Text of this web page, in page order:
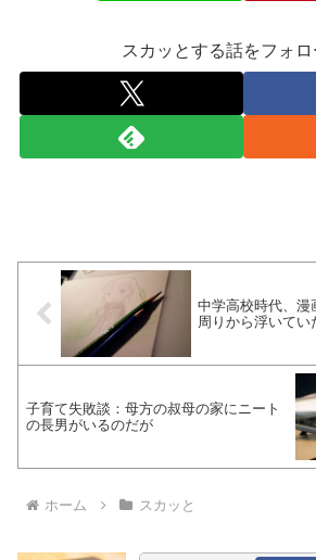
スカッとする話をフォロ
中学高校時代、漫
周りから浮いてい
子育て失敗談：母方の叔母の家にニート
の長男がいるのだが
ホーム スカッと